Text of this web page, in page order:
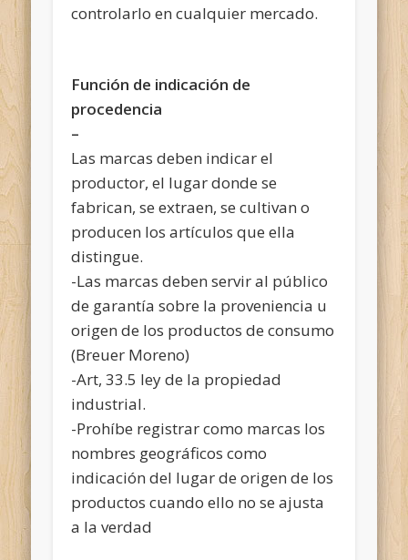
controlarlo en cualquier mercado.
Función de indicación de
procedencia
–
Las marcas deben indicar el
productor, el lugar donde se
fabrican, se extraen, se cultivan o
producen los artículos que ella
distingue.
-Las marcas deben servir al público
de garantía sobre la proveniencia u
origen de los productos de consumo
(Breuer Moreno)
-Art, 33.5 ley de la propiedad
industrial.
-Prohíbe registrar como marcas los
nombres geográficos como
indicación del lugar de origen de los
productos cuando ello no se ajusta
a la verdad